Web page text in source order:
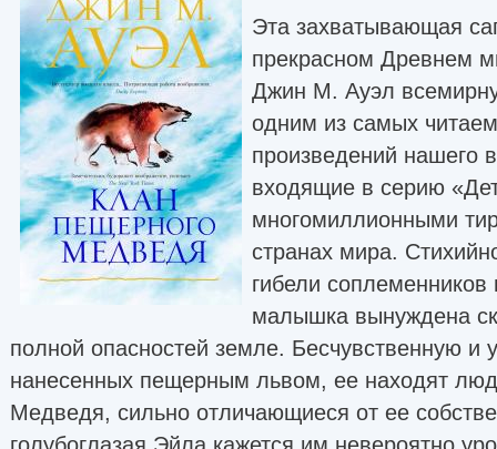
Эта захватывающая
прекрасном Древнем
Джин М. Ауэл
одним из самых
произведений нашего
входящие в серию
многомиллионными
странах мира.
гибели
малышка вынуждена
полной опасностей земле. Бесчувственную
нанесенных пещерным львом, ее находят
Медведя, сильно отличающиеся от ее